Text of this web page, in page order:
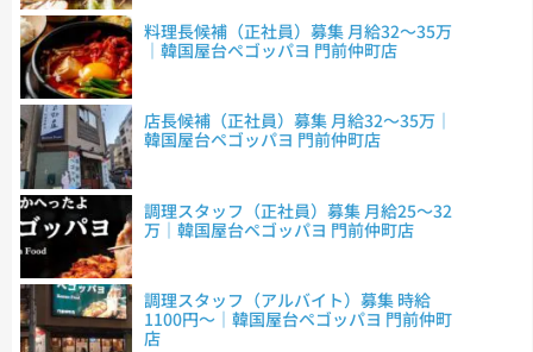
料理長候補（正社員）募集 月給32～35万
｜韓国屋台ペゴッパヨ 門前仲町店
店長候補（正社員）募集 月給32～35万｜
韓国屋台ペゴッパヨ 門前仲町店
調理スタッフ（正社員）募集 月給25～32
万｜韓国屋台ペゴッパヨ 門前仲町店
調理スタッフ（アルバイト）募集 時給
1100円～｜韓国屋台ペゴッパヨ 門前仲町
店